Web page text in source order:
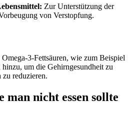
Zur Unterstützung der
von Verstopfung.
3-Fettsäuren, wie zum Beispiel
hinzu, um die Gehirngesundheit zu
reduzieren.
man nicht essen sollte